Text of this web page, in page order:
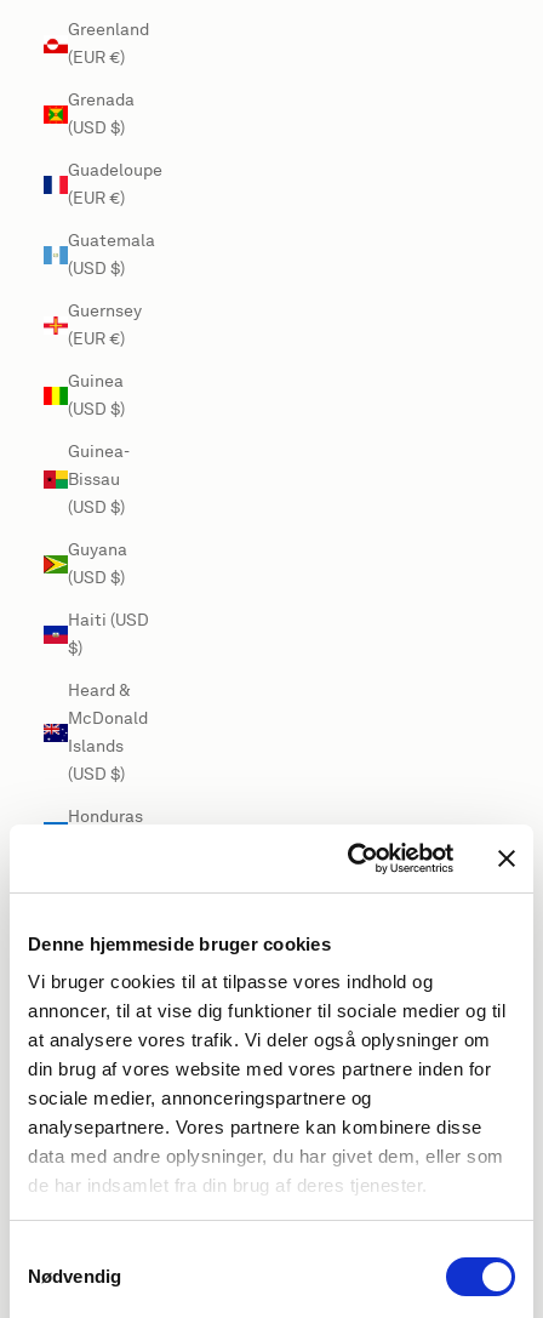
Denne hjemmeside bruger cookies
Vi bruger cookies til at tilpasse vores indhold og
annoncer, til at vise dig funktioner til sociale medier og til
at analysere vores trafik. Vi deler også oplysninger om
din brug af vores website med vores partnere inden for
sociale medier, annonceringspartnere og
analysepartnere. Vores partnere kan kombinere disse
data med andre oplysninger, du har givet dem, eller som
de har indsamlet fra din brug af deres tjenester.
Nødvendig
Greenland
(EUR €)
Grenada
(USD $)
Guadeloupe
(EUR €)
Guatemala
(USD $)
Guernsey
(EUR €)
Guinea
(USD $)
Guinea-
Bissau
(USD $)
Guyana
(USD $)
Haiti (USD
$)
Heard &
McDonald
Islands
(USD $)
Honduras
$)
Hungary
(EUR €)
Iceland
(USD $)
India (USD
$)
Indonesia
(USD $)
Iraq (USD